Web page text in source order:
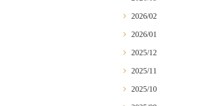
2026/02
2026/01
2025/12
2025/11
2025/10